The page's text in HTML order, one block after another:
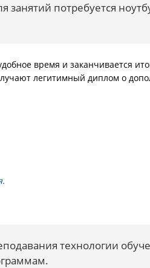
занятий потребуется
время и заканчивается
легитимный диплом о
технологии